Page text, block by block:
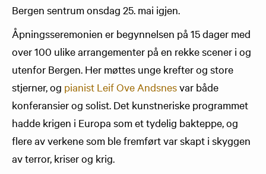
Bergen sentrum onsdag 25. mai igjen.
Åpningsseremonien er begynnelsen på 15 dager med
over 100 ulike arrangementer på en rekke scener i og
utenfor Bergen. Her møttes unge krefter og store
stjerner, og pianist Leif Ove Andsnesvar både
konferansier og solist. Det kunstneriske programmet
hadde krigen i Europa som et tydelig bakteppe, og
flere av verkene som ble fremført var skapt i skyggen
av terror, kriser og krig.